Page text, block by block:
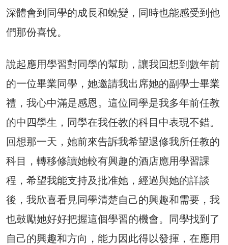
深體會到同學的成長和蛻變，同時也能感受到他
們那份喜悅。
說起應用學習對同學的幫助，讓我回想到數年前
的一位畢業同學，她邀請我出席她的副學士畢業
禮，我心中滿是感恩。這位同學是我多年前任教
的中四學生，同學在我任教的科目中表現不錯。
回想那一天，她前來告訴我希望退修我所任教的
科目，轉移修讀她較有興趣的酒店應用學習課
程，希望我能支持及批准她，經過與她的詳談
後，我欣喜看見同學清楚自己的興趣和需要，我
也鼓勵她好好把握這個學習的機會。同學找到了
自己的興趣和方向，能力因此得以發揮，在應用